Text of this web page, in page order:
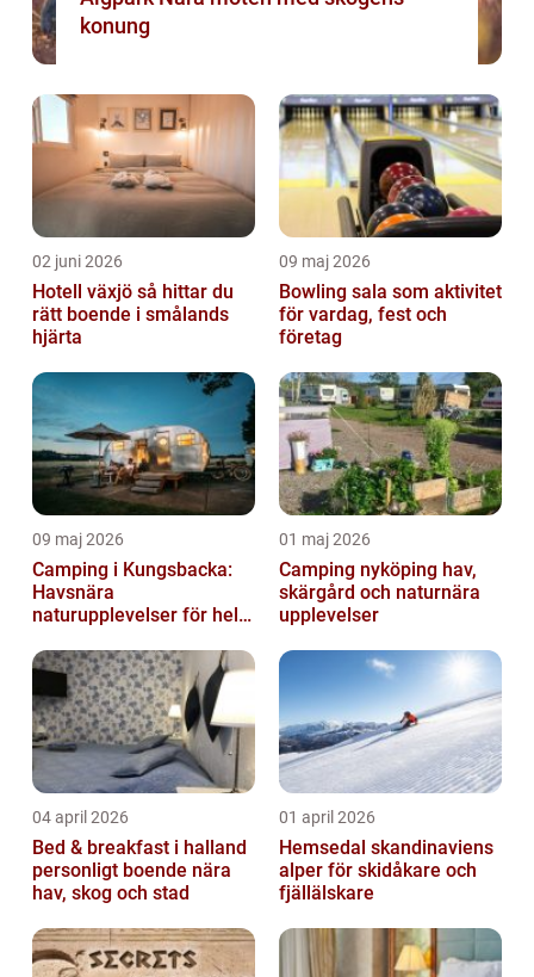
konung
02 juni 2026
Hotell växjö så hittar du
rätt boende i smålands
hjärta
09 maj 2026
Bowling sala som aktivitet
för vardag, fest och
företag
09 maj 2026
Camping i Kungsbacka:
Havsnära
naturupplevelser för hela
01 maj 2026
Camping nyköping hav,
skärgård och naturnära
upplevelser
04 april 2026
Bed & breakfast i halland
personligt boende nära
hav, skog och stad
01 april 2026
Hemsedal skandinaviens
alper för skidåkare och
fjällälskare